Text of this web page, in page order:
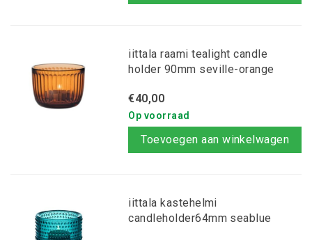
iittala raami tealight candle
holder 90mm seville-orange
€40,00
Op voorraad
Toevoegen aan winkelwagen
iittala kastehelmi
candleholder64mm seablue